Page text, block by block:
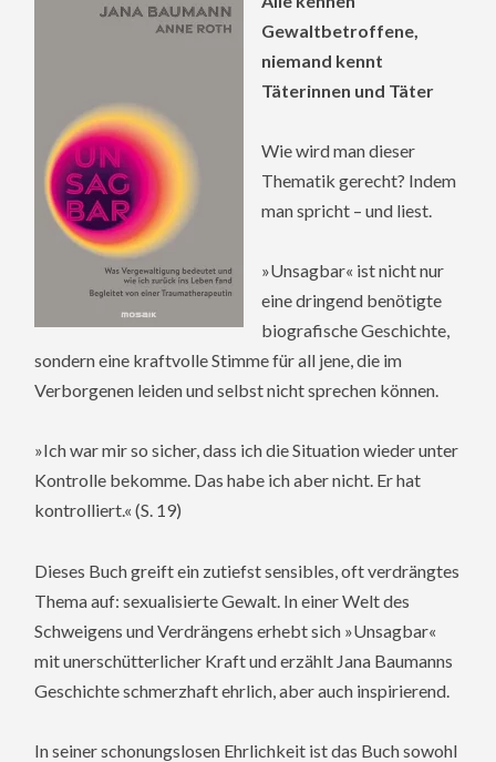
Gewaltbetroffene,
niemand kennt
Täterinnen und Täter
Wie wird man dieser
Thematik gerecht? Indem
man spricht – und liest.
»Unsagbar« ist nicht nur
eine dringend benötigte
biografische Geschichte,
sondern eine kraftvolle Stimme für all jene, die im
Verborgenen leiden und selbst nicht sprechen können.
»Ich war mir so sicher, dass ich die Situation wieder unter
Kontrolle bekomme. Das habe ich aber nicht. Er hat
kontrolliert.« (S. 19)
Dieses Buch greift ein zutiefst sensibles, oft verdrängtes
Thema auf: sexualisierte Gewalt. In einer Welt des
Schweigens und Verdrängens erhebt sich »Unsagbar«
mit unerschütterlicher Kraft und erzählt Jana Baumanns
Geschichte schmerzhaft ehrlich, aber auch inspirierend.
In seiner schonungslosen Ehrlichkeit ist das Buch sowohl